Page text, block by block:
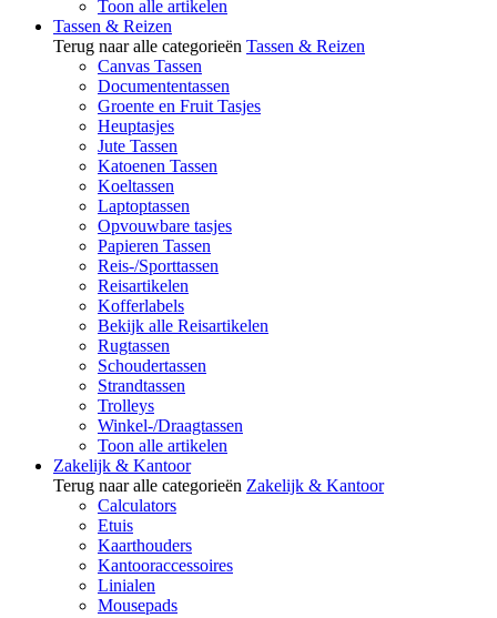
Toon alle artikelen
Tassen & Reizen
Terug naar alle categorieën Tassen & Reizen
Canvas Tassen
Documententassen
Groente en Fruit Tasjes
Heuptasjes
Jute Tassen
Katoenen Tassen
Koeltassen
Laptoptassen
Opvouwbare tasjes
Papieren Tassen
Reis-/Sporttassen
Reisartikelen
Kofferlabels
Bekijk alle Reisartikelen
Rugtassen
Schoudertassen
Strandtassen
Trolleys
Winkel-/Draagtassen
Toon alle artikelen
Zakelijk & Kantoor
Terug naar alle categorieën Zakelijk & Kantoor
Calculators
Etuis
Kaarthouders
Kantooraccessoires
Linialen
Mousepads